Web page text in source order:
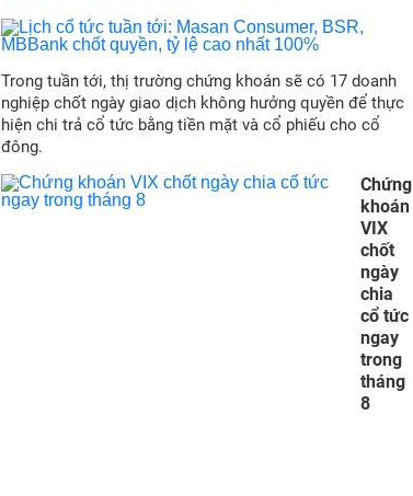
Trong tuần tới, thị trường chứng khoán sẽ có 17 doanh
nghiệp chốt ngày giao dịch không hưởng quyền để thực
hiện chi trả cổ tức bằng tiền mặt và cổ phiếu cho cổ
đông.
Chứng
khoán
VIX
chốt
ngày
chia
cổ tức
ngay
trong
tháng
8